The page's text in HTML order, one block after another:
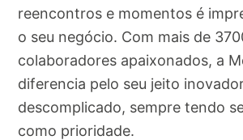
reencontros e momentos é
o seu negócio. Com mais de
colaboradores apaixonados, a
diferencia pelo seu jeito
descomplicado, sempre tendo
como prioridade.